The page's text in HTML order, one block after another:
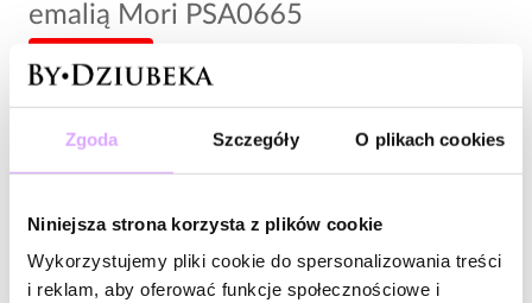
Zgoda Szczegóły O plikach cookies
Niniejsza strona korzysta z plików cookie
Wykorzystujemy pliki cookie do spersonalizowania treści
i reklam, aby oferować funkcje społecznościowe i
emalią Mori PSA0665
108,00 zł
Wysyłka do 2 dni roboczych
Opis produktu